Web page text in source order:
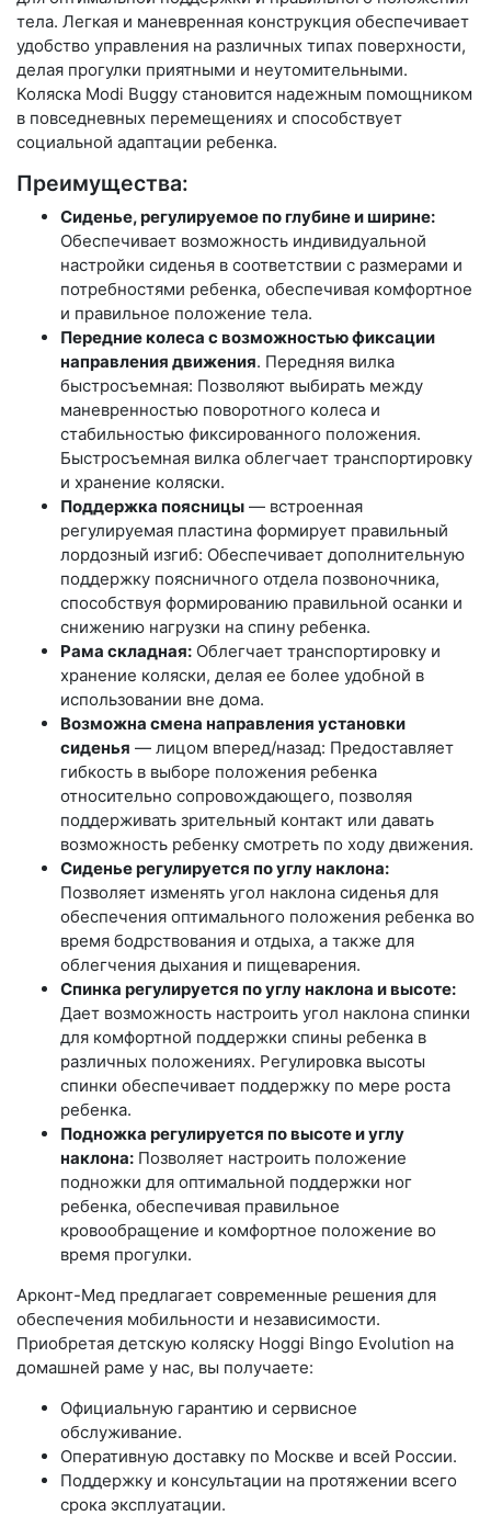
тела. Легкая и маневренная конструкция обеспечивает
удобство управления на различных типах поверхности,
делая прогулки приятными и неутомительными.
Коляска Modi Buggy становится надежным помощником
в повседневных перемещениях и способствует
социальной адаптации ребенка.
Преимущества:
Сиденье, регулируемое по глубине и ширине:
Обеспечивает возможность индивидуальной
настройки сиденья в соответствии с размерами и
потребностями ребенка, обеспечивая комфортное
и правильное положение тела.
Передние колеса с возможностью фиксации
направления движения. Передняя вилка
быстросъемная: Позволяют выбирать между
маневренностью поворотного колеса и
стабильностью фиксированного положения.
Быстросъемная вилка облегчает транспортировку
и хранение коляски.
Поддержка поясницы — встроенная
регулируемая пластина формирует правильный
лордозный изгиб: Обеспечивает дополнительную
поддержку поясничного отдела позвоночника,
способствуя формированию правильной осанки и
снижению нагрузки на спину ребенка.
Рама складная: Облегчает транспортировку и
хранение коляски, делая ее более удобной в
использовании вне дома.
Возможна смена направления установки
сиденья — лицом вперед/назад: Предоставляет
гибкость в выборе положения ребенка
относительно сопровождающего, позволяя
поддерживать зрительный контакт или давать
возможность ребенку смотреть по ходу движения.
Сиденье регулируется по углу наклона:
Позволяет изменять угол наклона сиденья для
обеспечения оптимального положения ребенка во
время бодрствования и отдыха, а также для
облегчения дыхания и пищеварения.
Спинка регулируется по углу наклона и высоте:
Дает возможность настроить угол наклона спинки
для комфортной поддержки спины ребенка в
различных положениях. Регулировка высоты
спинки обеспечивает поддержку по мере роста
ребенка.
Подножка регулируется по высоте и углу
наклона: Позволяет настроить положение
подножки для оптимальной поддержки ног
ребенка, обеспечивая правильное
кровообращение и комфортное положение во
время прогулки.
Арконт-Мед предлагает современные решения для
обеспечения мобильности и независимости.
Приобретая детскую коляску Hoggi Bingo Evolution на
домашней раме у нас, вы получаете:
Официальную гарантию и сервисное
обслуживание.
Оперативную доставку по Москве и всей России.
Поддержку и консультации на протяжении всего
срока эксплуатации.